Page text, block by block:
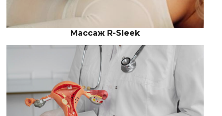
Массаж R-Sleek